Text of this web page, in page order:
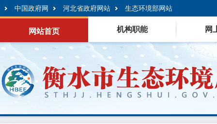
中国政府网 河北省政府网站 生态环境部网站
网站首页 机构职能 网